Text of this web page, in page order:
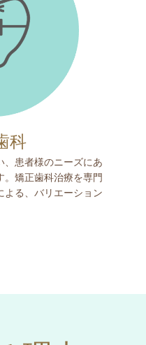
科
、患者様のニーズにあ
。矯正歯科治療を専門
よる、バリエーション